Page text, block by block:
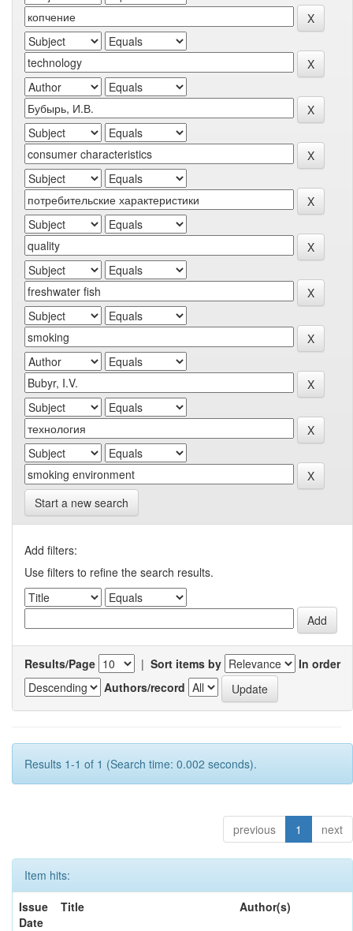
Start a new search
Add filters:
Use filters to refine the search results.
Results/Page | Sort items by
In order
Authors/record
Results 1-1 of 1 (Search time: 0.002 seconds).
previous 1 next
Item hits:
Issue
Date
Title Author(s)